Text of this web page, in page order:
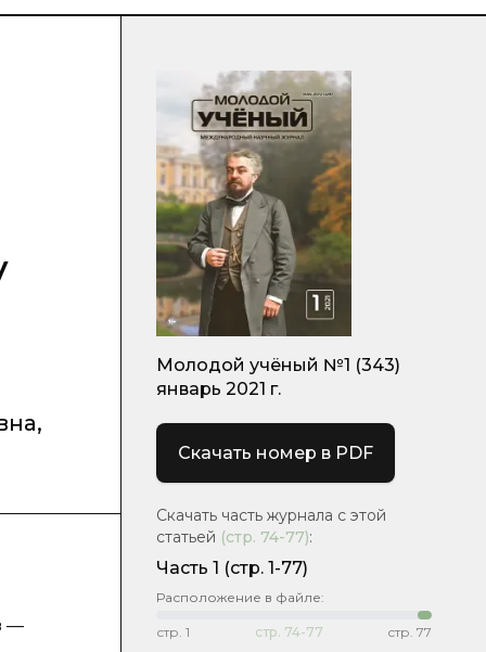
,
—
Молодой учёный №1 (343)
январь 2021 г.
Скачать номер в PDF
Скачать часть журнала с этой
статьей (стр. 74-77):
Часть 1 (стр. 1-77)
Расположение в файле:
стр. 1 стр. 74-77 стр. 77